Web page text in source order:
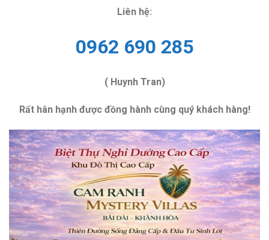
Liên hệ:
0962 690 285
( Huynh Tran)
Rất hân hạnh được đồng hành cùng quý khách hàng!